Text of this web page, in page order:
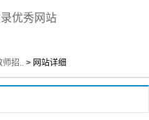
优秀网站
师招.. > 网站详细